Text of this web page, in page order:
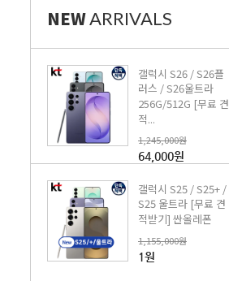
NEWARRIVALS
갤럭시 S26 / S26플
러스 / S26울트라
256G/512G [무료 견
적...
1,245,000원
64,000원
갤럭시 S25 / S25+ /
S25 울트라 [무료 견
적받기] 싼올레폰
1,155,000원
1원